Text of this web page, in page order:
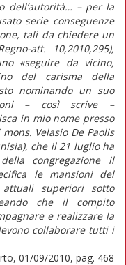
dell’autorità… – per la
serie conseguenze
tali da chiedere un
att. 10,2010,295),
«seguire da vicino,
del carisma della
nominando un suo
– così scrive –
in mio nome presso
Velasio De Paolis
che il 21 luglio ha
congregazione il
le mansioni del
superiori sotto
che il compito
e realizzare la
collaborare tutti i
01/09/2010, pag. 468